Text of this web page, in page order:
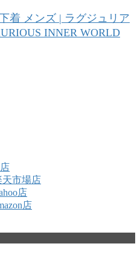
天市場店
店
店